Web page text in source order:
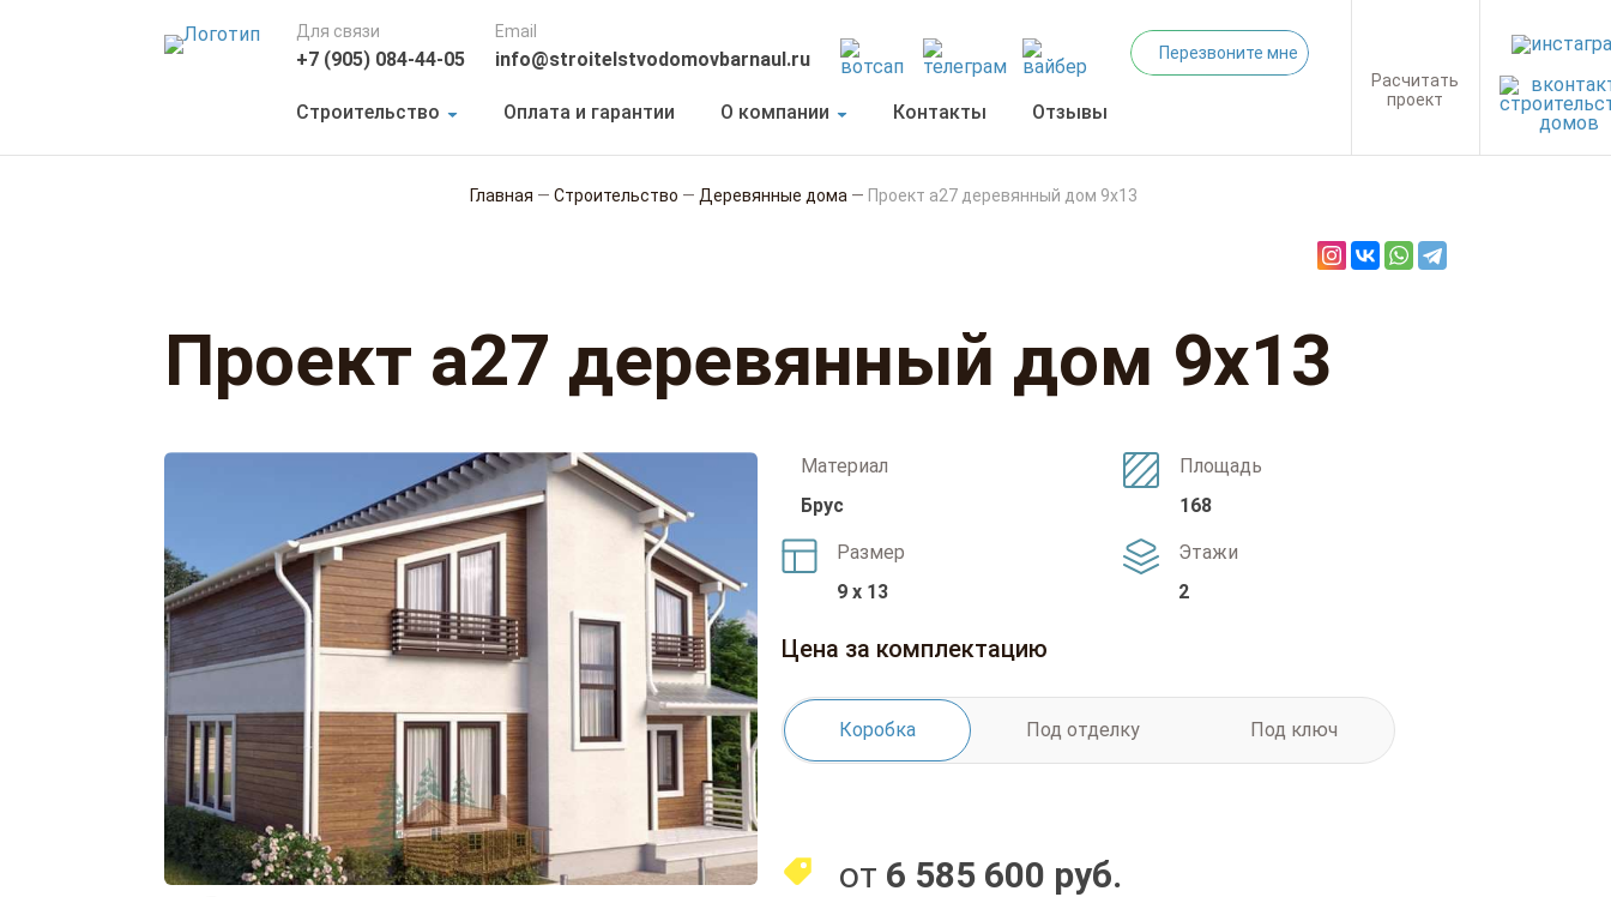
Для связи
+7 (905) 084-44-05
Email
info@stroitelstvodomovbarnaul.ru Перезвоните мне
Строительство Оплата и гарантии О компании Контакты Отзывы
Расчитать
проект
Главная — Строительство — Деревянные дома — Проект а27 деревянный дом 9х13
Проект а27 деревянный дом 9х13
Материал
Брус
Площадь
168
Размер
9 x 13
Этажи
2
Цена за комплектацию
Коробка Под отделку Под ключ
от 6 585 600 руб.